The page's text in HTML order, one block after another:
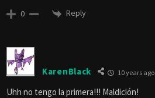
0 Reply
KarenBlack 10 years ago
Uhh no tengo la primera!!! Maldición!